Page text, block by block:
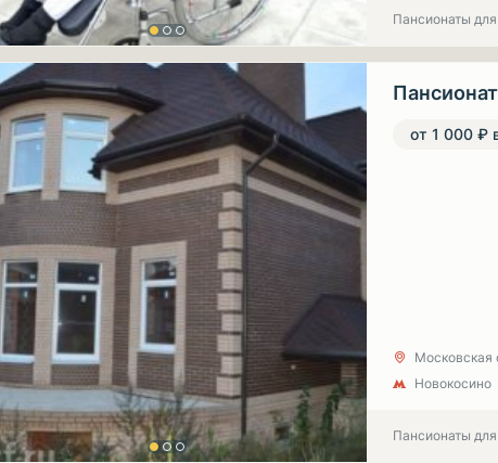
Пансионаты
от 1 000 ₽
Московская
Новокосино
Пансионаты